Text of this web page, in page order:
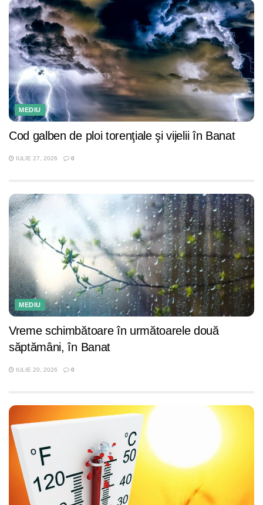
MEDIU
Cod galben de ploi torenţiale şi vijelii în Banat
IULIE 27, 2026 0
MEDIU
Vreme schimbătoare în următoarele două
săptămâni, în Banat
IULIE 20, 2026 0